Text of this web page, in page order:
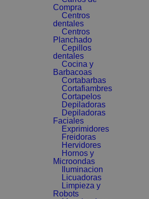
Compra
Centros
dentales
Centros
Planchado
Cepillos
dentales
Cocina y
Barbacoas
Cortabarbas
Cortafiambres
Cortapelos
Depiladoras
Depiladoras
Faciales
Exprimidores
Freidoras
Hervidores
Hornos y
Microondas
Iluminacion
Licuadoras
Limpieza y
Robots